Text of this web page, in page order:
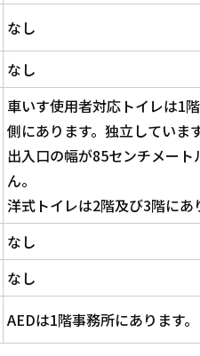
なし
なし
車いす使用者対応トイレは1
側にあります。独立しています
出入口の幅が85センチメート
ん。
洋式トイレは2階及び3階にあ
なし
なし
AEDは1階事務所にあります。